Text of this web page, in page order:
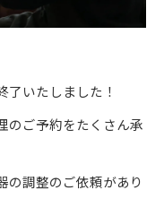
了いたしました！
のご予約をたくさん承
の調整のご依頼があり